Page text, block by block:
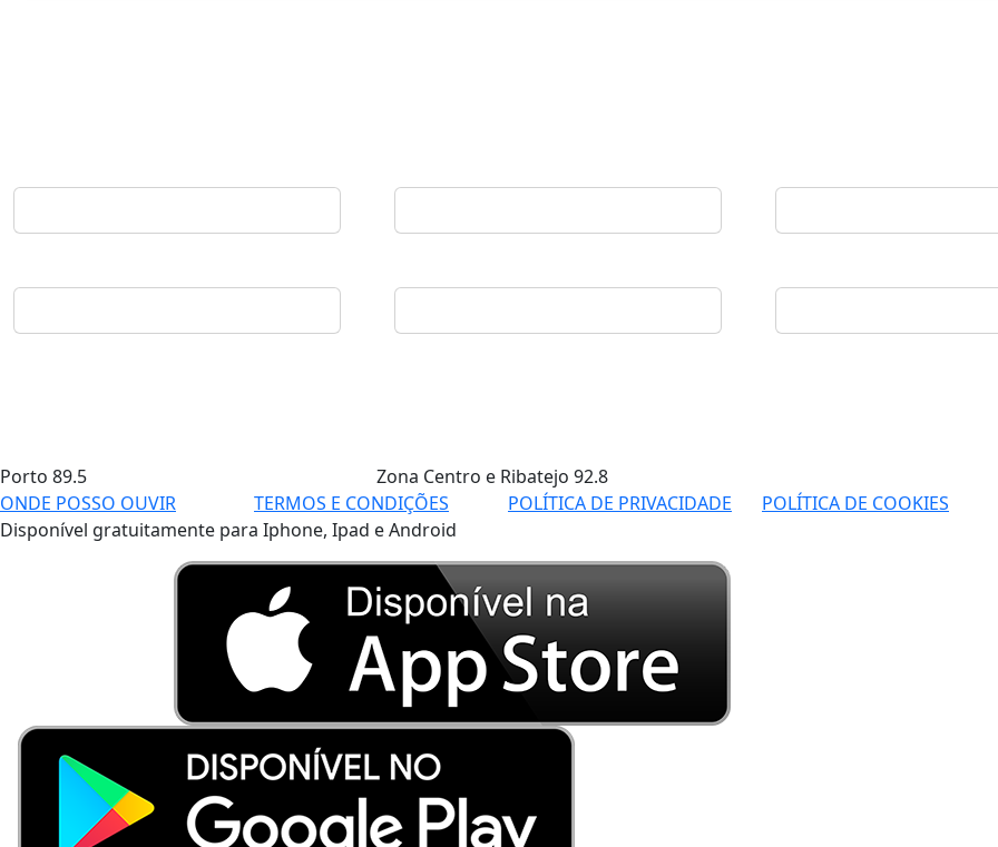
Porto 89.5 Zona Centro e Ribatejo 92.8
ONDE POSSO OUVIR
TERMOS E CONDIÇÕES POLÍTICA DE PRIVACIDADE
POLÍTICA DE COOKIES
Disponível gratuitamente para Iphone, Ipad e Android